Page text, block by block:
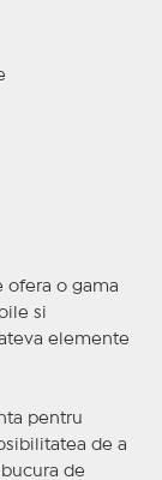
ofera o gama
si
elemente
pentru
de a
de